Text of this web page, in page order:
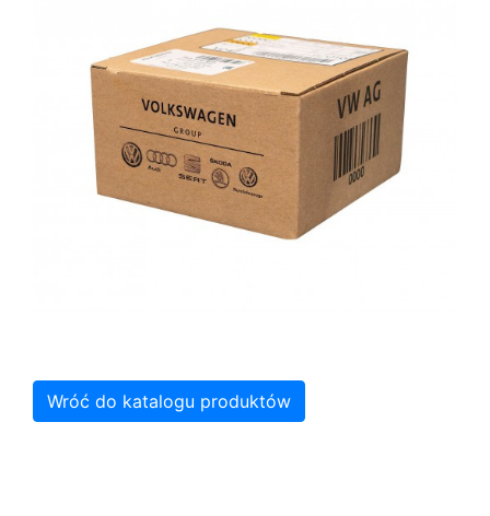
Wróć do katalogu produktów